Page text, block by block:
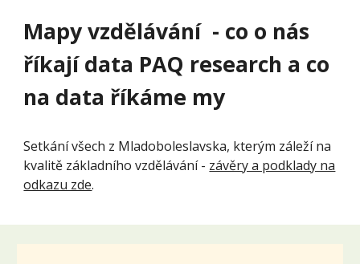
Mapy vzdělávání - co o nás
říkají data PAQ research a co
na data říkáme my
Setkání všech z Mladoboleslavska, kterým záleží na
kvalitě základního vzdělávání - závěry a podklady na
odkazu zde.